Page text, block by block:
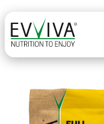
Skip to content
MAIN